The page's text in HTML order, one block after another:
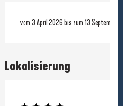
vom 3 April 2026 bis zum 13 September
Lokalisierung
Prestataire engagé dans une